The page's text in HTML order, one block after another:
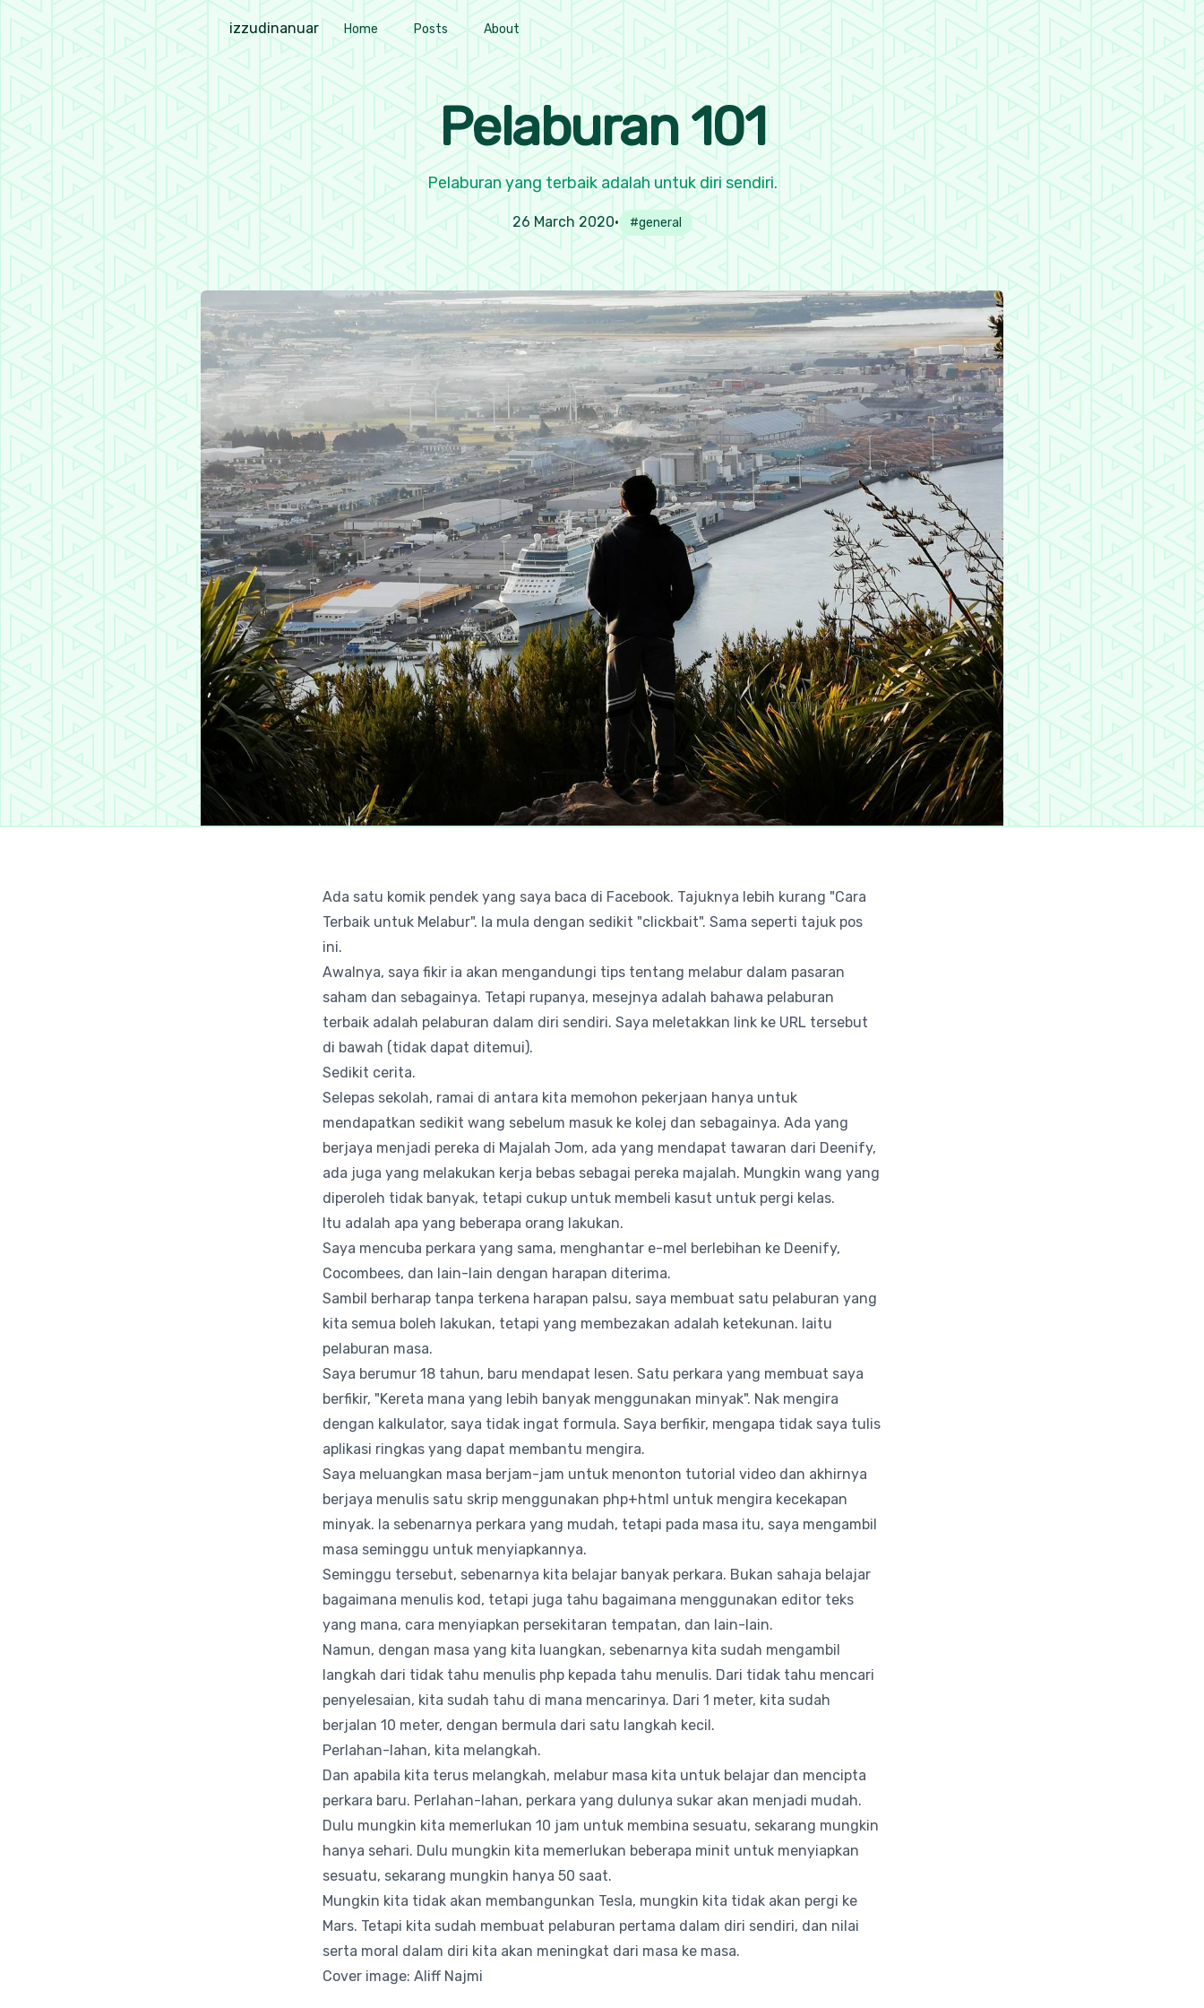
Izzudin Anuar
izzudinanuar Home Posts About
Pelaburan 101
Pelaburan yang terbaik adalah untuk diri sendiri.
26 March 2020• #general
Ada satu komik pendek yang saya baca di Facebook. Tajuknya lebih kurang "Cara
Terbaik untuk Melabur". Ia mula dengan sedikit "clickbait". Sama seperti tajuk pos
ini.
Awalnya, saya fikir ia akan mengandungi tips tentang melabur dalam pasaran
saham dan sebagainya. Tetapi rupanya, mesejnya adalah bahawa pelaburan
terbaik adalah pelaburan dalam diri sendiri. Saya meletakkan link ke URL tersebut
di bawah (tidak dapat ditemui).
Sedikit cerita.
Selepas sekolah, ramai di antara kita memohon pekerjaan hanya untuk
mendapatkan sedikit wang sebelum masuk ke kolej dan sebagainya. Ada yang
berjaya menjadi pereka di Majalah Jom, ada yang mendapat tawaran dari Deenify,
ada juga yang melakukan kerja bebas sebagai pereka majalah. Mungkin wang yang
diperoleh tidak banyak, tetapi cukup untuk membeli kasut untuk pergi kelas.
Itu adalah apa yang beberapa orang lakukan.
Saya mencuba perkara yang sama, menghantar e-mel berlebihan ke Deenify,
Cocombees, dan lain-lain dengan harapan diterima.
Sambil berharap tanpa terkena harapan palsu, saya membuat satu pelaburan yang
kita semua boleh lakukan, tetapi yang membezakan adalah ketekunan. Iaitu
pelaburan masa.
Saya berumur 18 tahun, baru mendapat lesen. Satu perkara yang membuat saya
berfikir, "Kereta mana yang lebih banyak menggunakan minyak". Nak mengira
dengan kalkulator, saya tidak ingat formula. Saya berfikir, mengapa tidak saya tulis
aplikasi ringkas yang dapat membantu mengira.
Saya meluangkan masa berjam-jam untuk menonton tutorial video dan akhirnya
berjaya menulis satu skrip menggunakan php+html untuk mengira kecekapan
minyak. Ia sebenarnya perkara yang mudah, tetapi pada masa itu, saya mengambil
masa seminggu untuk menyiapkannya.
Seminggu tersebut, sebenarnya kita belajar banyak perkara. Bukan sahaja belajar
bagaimana menulis kod, tetapi juga tahu bagaimana menggunakan editor teks
yang mana, cara menyiapkan persekitaran tempatan, dan lain-lain.
Namun, dengan masa yang kita luangkan, sebenarnya kita sudah mengambil
langkah dari tidak tahu menulis php kepada tahu menulis. Dari tidak tahu mencari
penyelesaian, kita sudah tahu di mana mencarinya. Dari 1 meter, kita sudah
berjalan 10 meter, dengan bermula dari satu langkah kecil.
Perlahan-lahan, kita melangkah.
Dan apabila kita terus melangkah, melabur masa kita untuk belajar dan mencipta
perkara baru. Perlahan-lahan, perkara yang dulunya sukar akan menjadi mudah.
Dulu mungkin kita memerlukan 10 jam untuk membina sesuatu, sekarang mungkin
hanya sehari. Dulu mungkin kita memerlukan beberapa minit untuk menyiapkan
sesuatu, sekarang mungkin hanya 50 saat.
Mungkin kita tidak akan membangunkan Tesla, mungkin kita tidak akan pergi ke
Mars. Tetapi kita sudah membuat pelaburan pertama dalam diri sendiri, dan nilai
serta moral dalam diri kita akan meningkat dari masa ke masa.
Cover image: Aliff Najmi